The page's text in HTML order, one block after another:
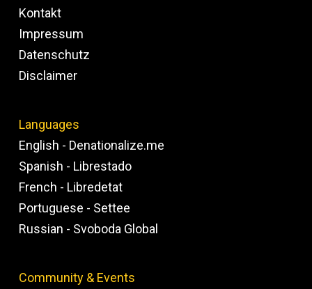
Kontakt
Impressum
Datenschutz
Disclaimer
Languages
English - Denationalize.me
Spanish - Librestado
French - Libredetat
Portuguese - Settee
Russian - Svoboda Global
Community & Events